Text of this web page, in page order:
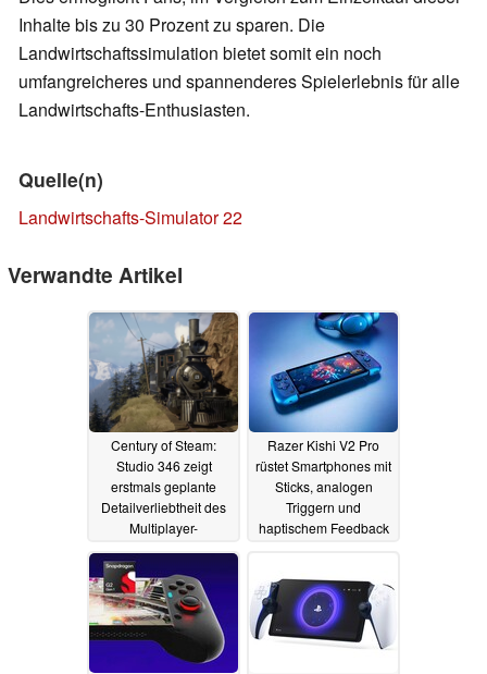
Inhalte bis zu 30 Prozent zu sparen. Die
Landwirtschaftssimulation bietet somit ein noch
umfangreicheres und spannenderes Spielerlebnis für alle
Landwirtschafts-Enthusiasten.
Quelle(n)
Landwirtschafts-Simulator 22
Verwandte Artikel
Century of Steam:
Studio 346 zeigt
erstmals geplante
Detailverliebtheit des
Multiplayer-
25.08.2023
Razer Kishi V2 Pro
rüstet Smartphones mit
Sticks, analogen
Triggern und
haptischem Feedback